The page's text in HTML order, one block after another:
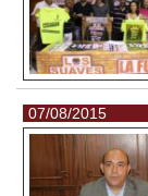
07/08/2015